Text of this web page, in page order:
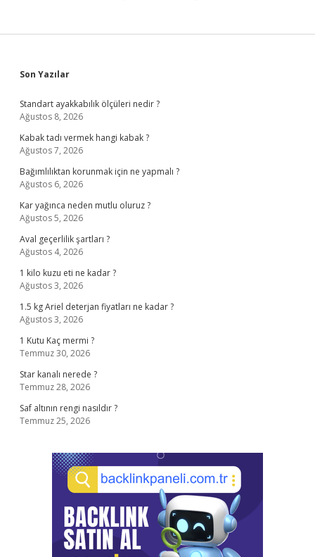
Sidebar
Son Yazılar
Standart ayakkabılık ölçüleri nedir ?
Ağustos 8, 2026
Kabak tadı vermek hangi kabak ?
Ağustos 7, 2026
Bağımlılıktan korunmak için ne yapmalı ?
Ağustos 6, 2026
Kar yağınca neden mutlu oluruz ?
Ağustos 5, 2026
Aval geçerlilik şartları ?
Ağustos 4, 2026
1 kilo kuzu eti ne kadar ?
Ağustos 3, 2026
1.5 kg Ariel deterjan fiyatları ne kadar ?
Ağustos 3, 2026
1 Kutu Kaç mermi ?
Temmuz 30, 2026
Star kanalı nerede ?
Temmuz 28, 2026
Saf altının rengi nasıldır ?
Temmuz 25, 2026